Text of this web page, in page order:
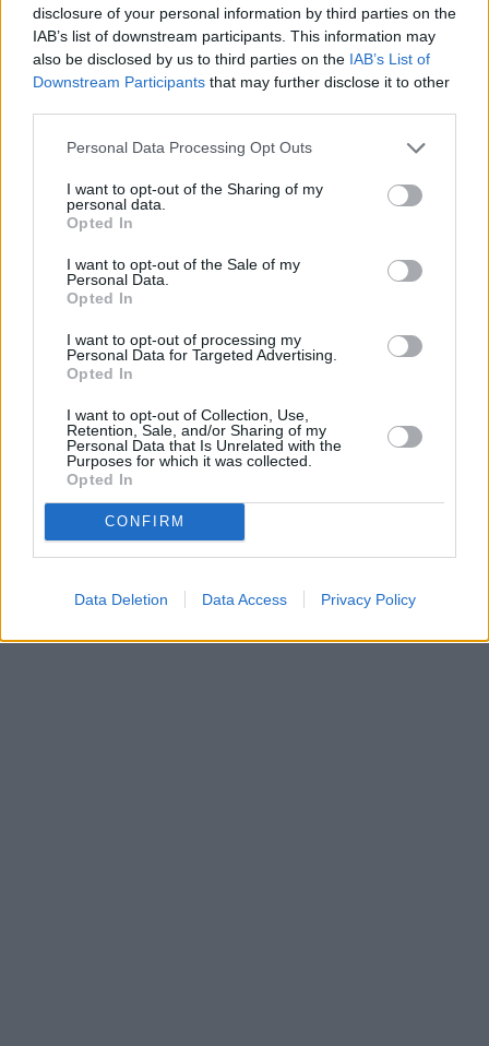
disclosure of your personal information by third parties on the
IAB’s list of downstream participants. This information may
also be disclosed by us to third parties on the IAB’s List of
Downstream Participants that may further disclose it to other
Personal Data Processing Opt Outs
I want to opt-out of the Sharing of my
personal data.
Opted In
I want to opt-out of the Sale of my
Personal Data.
Opted In
I want to opt-out of processing my
Personal Data for Targeted Advertising.
Opted In
I want to opt-out of Collection, Use,
Retention, Sale, and/or Sharing of my
Personal Data that Is Unrelated with the
Purposes for which it was collected.
Opted In
CONFIRM
Data Deletion Data Access Privacy Policy
3/5: Eutelsat 16A (16E): Animal Planet HD
Na freq. 11324/V (SR 30000, FEC 2/3, DVB-S2/8PSK) se pro platformu
SK vysílá program ANIMAL PLANET HD. CA Irdeto
Na freq. 11487/H (SR 27500, FEC 3/4, DVB-S2/8PSK) pro pakety Platforma
Canal+, Cyfrowy Polsat a Orange TV Polska se vysílá stanice NAT GEO
HD. CA Nagra MA + Irdeto + Viaccess + Conax
2/5: Eutelsat Hot Bird (13E): TVP 3 Warszawa
Na freq. 11487/H (SR 27500, FEC 3/4, DVB-S2/8PSK) pro pakety Platforma
Canal+, Cyfrowy Polsat a Orange TV Polska odstartoval program TVP 3
O webu parabola.cz •O souborech cookies•
Dovolená u moře•Bazény